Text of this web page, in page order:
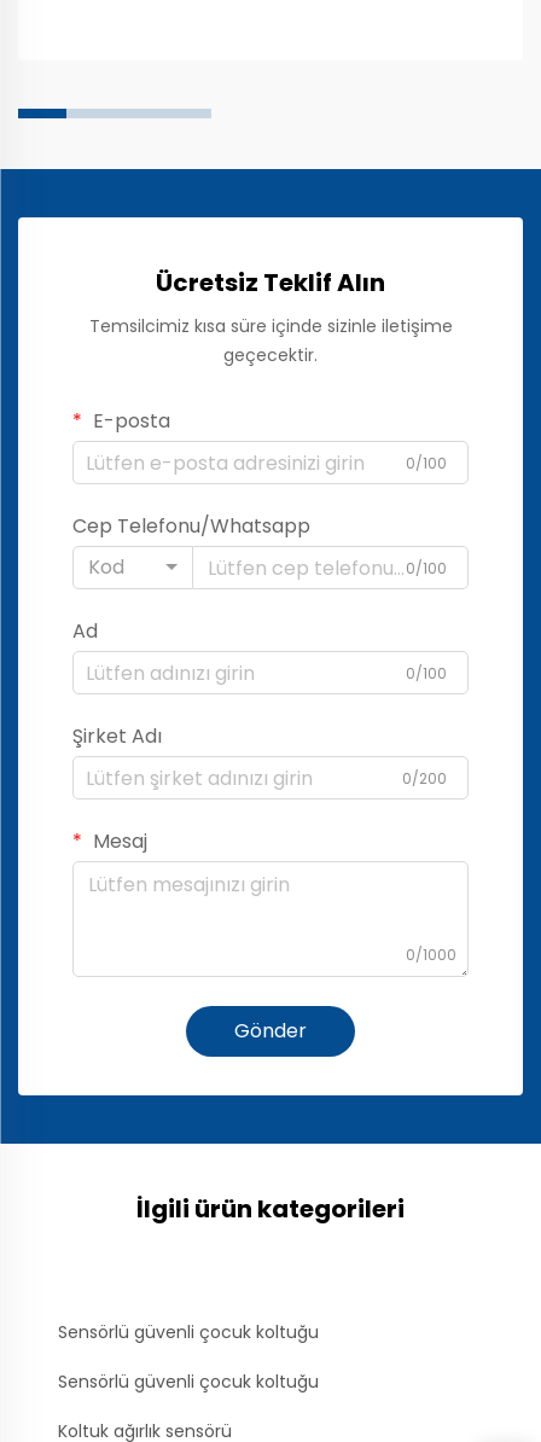
Ücretsiz Teklif Alın
Temsilcimiz kısa süre içinde sizinle iletişime
geçecektir.
E-posta
0/100
Cep Telefonu/Whatsapp
Kod
0/100
Ad
0/100
Şirket Adı
0/200
Mesaj
0/1000
Gönder
İlgili ürün kategorileri
Sensörlü güvenli çocuk koltuğu
Sensörlü güvenli çocuk koltuğu
Koltuk ağırlık sensörü